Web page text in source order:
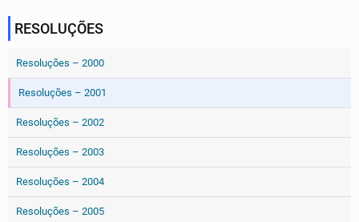
RESOLUÇÕES
Resoluções – 2000
Resoluções – 2001
Resoluções – 2002
Resoluções – 2003
Resoluções – 2004
Resoluções – 2005